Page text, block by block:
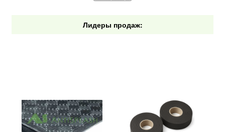
Лидеры продаж: